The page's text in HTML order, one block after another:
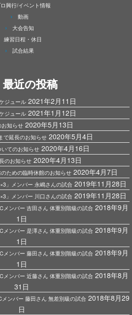
興行/イベント情報
動画
大会告知
練習日程・休日
試合結果
最近の投稿
ジュール 2021年2月11日
ジュール 2021年1月12日
知らせ 2020年5月13日
で延長のお知らせ 2020年5月4日
てのお知らせ 2020年4月16日
のお知らせ 2020年4月13日
ための臨時休館のお知らせ 2020年4月7日
」メンバー 永嶋さんの試合 2019年11月28日
」メンバー 川口さんの試合 2019年11月28日
メンバー 吉田さん 体重別階級の試合 2018年9月
1日
メンバー 是澤さん 体重別階級の試合 2018年9月
1日
メンバー 藤田さん 体重別階級の試合 2018年9月
1日
メンバー 近藤さん 体重別階級の試合 2018年8月
31日
ンバー 藤田さん 無差別級の試合 2018年8月29
日